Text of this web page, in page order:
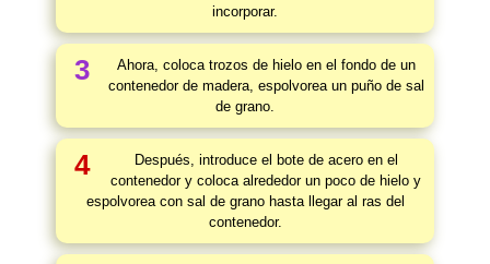
incorporar.
3
Ahora, coloca trozos de hielo en el fondo de un
contenedor de madera, espolvorea un puño de sal
de grano.
4
Después, introduce el bote de acero en el
contenedor y coloca alrededor un poco de hielo y
espolvorea con sal de grano hasta llegar al ras del
contenedor.